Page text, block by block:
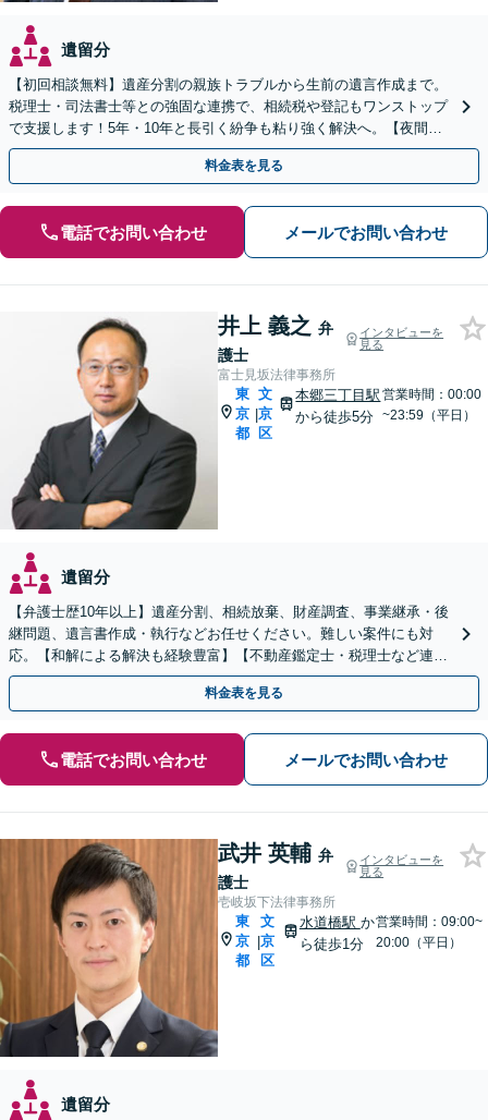
遺留分
【初回相談無料】遺産分割の親族トラブルから生前の遺言作成まで。
税理士・司法書士等との強固な連携で、相続税や登記もワンストップ
で支援します！5年・10年と長引く紛争も粘り強く解決へ。【夜間や
休日相談も対応可能】
料金表を見る
電話でお問い合わせ メールでお問い合わせ
井上 義之 弁
護士
インタビューを
見る
富士見坂法律事務所
東
京
都
|
文
京
区
本郷三丁目駅
から徒歩5分
営業時間：00:00
~23:59（平日）
遺留分
【弁護士歴10年以上】遺産分割、相続放棄、財産調査、事業継承・後
継問題、遺言書作成・執行などお任せください。難しい案件にも対
応。【和解による解決も経験豊富】【不動産鑑定士・税理士など連
携】【水道橋／本郷三丁目駅から5分】
料金表を見る
電話でお問い合わせ メールでお問い合わせ
武井 英輔 弁
護士
インタビューを
見る
壱岐坂下法律事務所
東
京
都
|
文
京
区
水道橋駅 か
ら徒歩1分
営業時間：09:00~
20:00（平日）
遺留分